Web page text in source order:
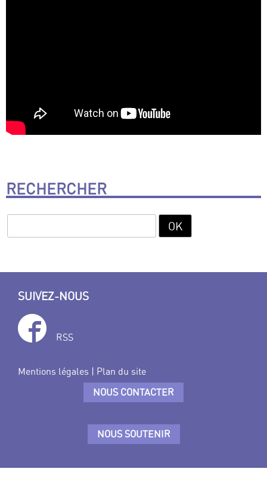
RECHERCHER
SUIVEZ-NOUS
RSS
Mentions légales | Plan du site
NOUS CONTACTER
NOUS SOUTENIR